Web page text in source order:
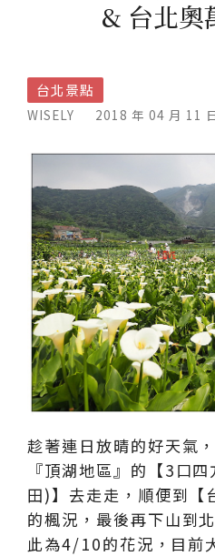
& 台北奧
台北景點
WISELY 2018 年 04 月 11
趁著連日放晴的好天氣
『頂湖地區』的【3口
田)】去走走，順便到【
的楓況，最後再下山到
此為4/10的花況，目前